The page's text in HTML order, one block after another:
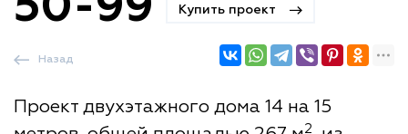
Купить проект
Проект двухэтажного дома 14 на 15
2
Назад